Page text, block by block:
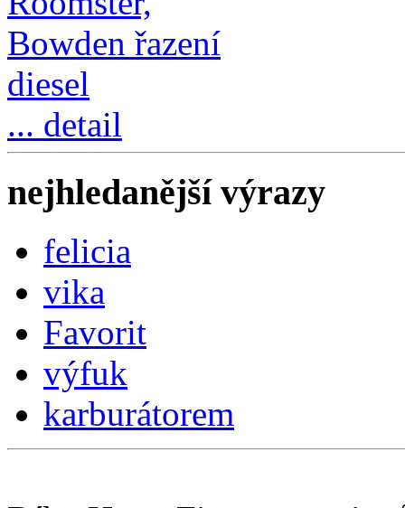
... detail
nejhledanější výrazy
felicia
vika
Favorit
výfuk
karburátorem